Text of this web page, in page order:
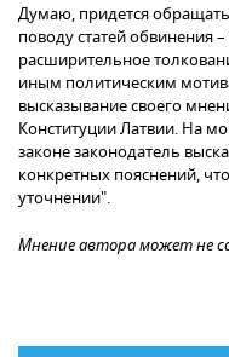
Думаю, придется
поводу статей обвинения
расширительное
иным политическим
высказывание своего
Конституции Латвии. На
законе законодатель
конкретных пояснений,
уточнении".
Мнение автора может не